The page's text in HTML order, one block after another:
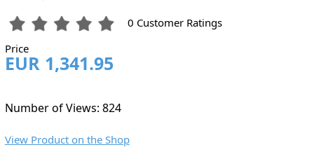
0 Customer Ratings
Price
EUR 1,341.95
Number of Views: 824
View Product on the Shop